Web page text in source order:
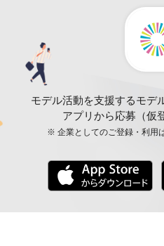
モデル活動を支援するモデ
アプリから応募（仮
※ 企業としてのご登録・利用